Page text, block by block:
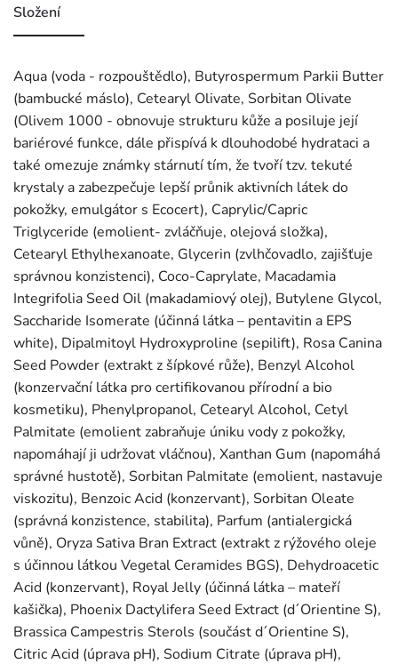
Složení
Aqua (voda - rozpouštědlo), Butyrospermum Parkii Butter
(bambucké máslo), Cetearyl Olivate, Sorbitan Olivate
(Olivem 1000 - obnovuje strukturu kůže a posiluje její
bariérové funkce, dále přispívá k dlouhodobé hydrataci a
také omezuje známky stárnutí tím, že tvoří tzv. tekuté
krystaly a zabezpečuje lepší průnik aktivních látek do
pokožky, emulgátor s Ecocert), Caprylic/Capric
Triglyceride (emolient- zvláčňuje, olejová složka),
Cetearyl Ethylhexanoate, Glycerin (zvlhčovadlo, zajišťuje
správnou konzistenci), Coco-Caprylate, Macadamia
Integrifolia Seed Oil (makadamiový olej), Butylene Glycol,
Saccharide Isomerate (účinná látka – pentavitin a EPS
white), Dipalmitoyl Hydroxyproline (sepilift), Rosa Canina
Seed Powder (extrakt z šípkové růže), Benzyl Alcohol
(konzervační látka pro certifikovanou přírodní a bio
kosmetiku), Phenylpropanol, Cetearyl Alcohol, Cetyl
Palmitate (emolient zabraňuje úniku vody z pokožky,
napomáhají ji udržovat vláčnou), Xanthan Gum (napomáhá
správné hustotě), Sorbitan Palmitate (emolient, nastavuje
viskozitu), Benzoic Acid (konzervant), Sorbitan Oleate
(správná konzistence, stabilita), Parfum (antialergická
vůně), Oryza Sativa Bran Extract (extrakt z rýžového oleje
s účinnou látkou Vegetal Ceramides BGS), Dehydroacetic
Acid (konzervant), Royal Jelly (účinná látka – mateří
kašička), Phoenix Dactylifera Seed Extract (d´Orientine S),
Brassica Campestris Sterols (součást d´Orientine S),
Citric Acid (úprava pH), Sodium Citrate (úprava pH),